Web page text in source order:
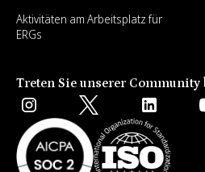
Aktivitäten am Arbeitsplatz für
ERGs
Treten Sie unserer Community